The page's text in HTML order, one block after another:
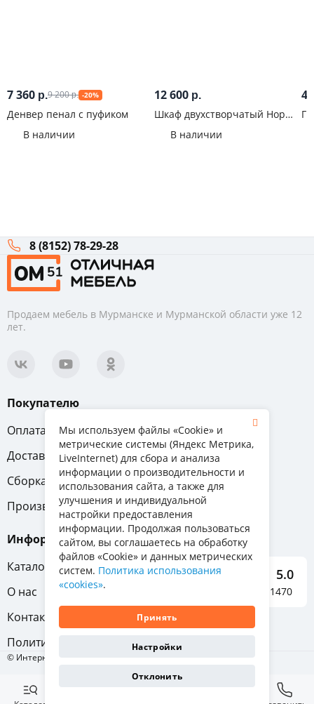
7 360 р.9 200р. -20%
Денвер пенал с пуфиком
В наличии
12 600 р.
Шкаф двухстворчатый Норд
В наличии
4
8 (8152) 78-29-28
Продаем мебель в Мурманске и Мурманской области уже 12
лет.
Покупателю
Оплата
Вопрос-ответ
Доставка
Обмен и возврат
Сборка
Гарантия
Производители
Информация
Каталог мебели
О нас
Контакты
Политика конфиденциальности
5.0
Отзывы о нас 1470
© Интернет-магазин «Отличная мебель», 2011-2026
Мы используем файлы «Cookie» и
метрические системы (Яндекс Метрика,
LiveInternet) для сбора и анализа
информации о производительности и
использования сайта, а также для
улучшения и индивидуальной
настройки предоставления
информации. Продолжая пользоваться
сайтом, вы соглашаетесь на обработку
файлов «Cookie» и данных метрических
систем. Политика использования
«cookies».
Принять
Настройки
Отклонить